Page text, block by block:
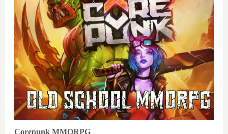
Corepunk MMORPG